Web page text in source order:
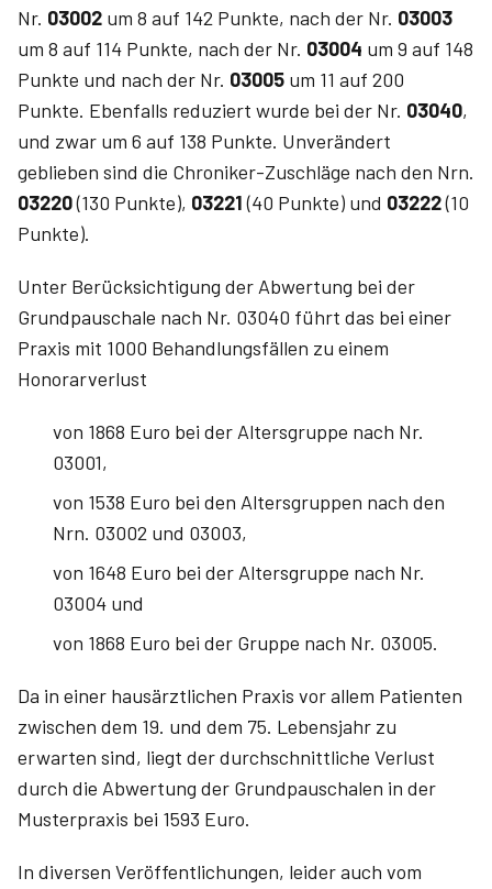
Nr. 03002 um 8 auf 142 Punkte, nach der Nr. 03003
um 8 auf 114 Punkte, nach der Nr. 03004 um 9 auf 148
Punkte und nach der Nr. 03005 um 11 auf 200
Punkte. Ebenfalls reduziert wurde bei der Nr. 03040,
und zwar um 6 auf 138 Punkte. Unverändert
geblieben sind die Chroniker-Zuschläge nach den Nrn.
03220(130 Punkte), 03221(40 Punkte) und 03222(10
Punkte).
Unter Berücksichtigung der Abwertung bei der
Grundpauschale nach Nr. 03040 führt das bei einer
Praxis mit 1000 Behandlungsfällen zu einem
Honorarverlust
von 1868 Euro bei der Altersgruppe nach Nr.
03001,
von 1538 Euro bei den Altersgruppen nach den
Nrn. 03002 und 03003,
von 1648 Euro bei der Altersgruppe nach Nr.
03004 und
von 1868 Euro bei der Gruppe nach Nr. 03005.
Da in einer hausärztlichen Praxis vor allem Patienten
zwischen dem 19. und dem 75. Lebensjahr zu
erwarten sind, liegt der durchschnittliche Verlust
durch die Abwertung der Grundpauschalen in der
Musterpraxis bei 1593 Euro.
In diversen Veröffentlichungen, leider auch vom